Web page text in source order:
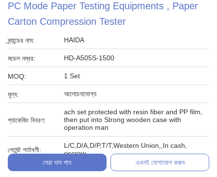
PC Mode Paper Testing Equipments , Paper
Carton Compression Tester
ব্র্যান্ডের নাম: HAIDA
মডেল নম্বর: HD-A505S-1500
MOQ: 1 Set
মূল্য: আলোচনাযোগ্য
প্যাকেজিং বিবরণ:
ach set protected with resin fiber and PP film,
then put into Strong wooden case with
operation man
পেমেন্ট শর্তাবলী:
L/C,D/A,D/P,T/T,Western Union,,In cash,
escrow
সেরা দাম পান
এখনই যোগাযোগ করুন